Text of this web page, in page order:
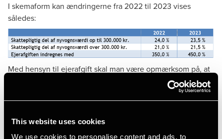
This website uses cookies
We use cookies to personalise content and ads, to
I skemaform kan ændringerne fra 2022 til 2023 vises
således:
Med hensyn til ejerafgift skal man være opmærksom på, at
disse afgifter for det nye år er hævet med ca. 6 %. Det er
altså ikke muligt at anvende den i 2022 betalte ejerafgift
ved opgørelsen af den skattepligtige værdi af firmabilen i
2023.
For en bil med en nyvognsværdi på 450.000 kr., hvor